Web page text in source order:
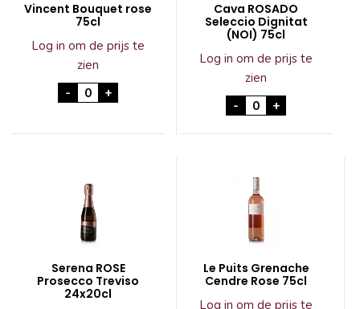
Vincent Bouquet rose
75cl
Log in om de prijs te
zien
- Vincent Bouquet rose 75cl aantal
+
Cava ROSADO
Seleccio Dignitat
(NOI) 75cl
Log in om de prijs te
zien
- Cava ROSADO
+
Serena ROSE
Prosecco Treviso
24x20cl
Le Puits Grenache
Cendre Rose 75cl
Log in om de prijs te